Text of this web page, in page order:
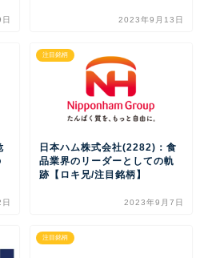
2023年9月13日
注目銘柄
日本ハム株式会社(2282)：食
品業界のリーダーとしての軌
跡【ロキ兄/注目銘柄】
2023年9月7日
注目銘柄